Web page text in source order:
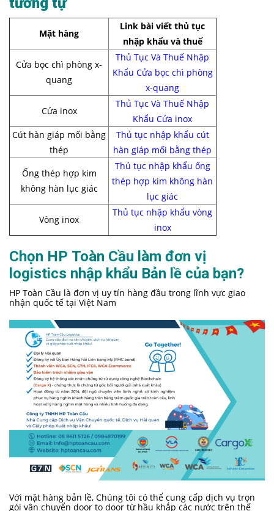
Mặt hàng
Link bài viết thủ tục
nhập khẩu và thuế
Cửa bọc chì phòng x-
quang
Thủ Tục Và Thuế Nhập
Khẩu Cửa bọc chì phòng
x-quang
Cửa inox
Thủ Tục Và Thuế Nhập
Khẩu Cửa inox
Cút hàn giáp mối bằng
thép
Thủ tục nhập khẩu cút
hàn giáp mối bằng thép
Ống thép hợp kim
không hàn lục giác
Thủ tục nhập khẩu ống
thép hợp kim không hàn
lục giác
Vòng inox
Thủ tục nhập khẩu vòng
inox
Chọn HP Toàn Cầu làm đơn vị
logistics nhập khẩu Bản lề của bạn?
HP Toàn Cầu là đơn vị uy tín hàng đầu trong lĩnh vực giao
nhận quốc tế tại Việt Nam
Với mặt hàng bản lề, Chúng tôi có thể cung cấp dịch vụ trọn
gói vận chuyển door to door từ hầu khắp các nước trên thế